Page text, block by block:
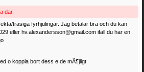
dar.
trasiga fyrhjulingar. Jag betalar bra och du kan
eller hv.alexandersson@gmail.com ifall du har en
o koppla bort dess e de mÃ¶jligt